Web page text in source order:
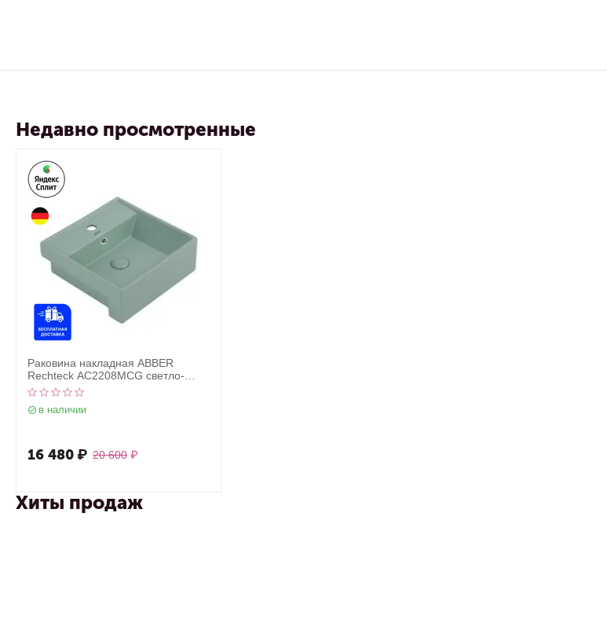
Недавно просмотренные
Раковина накладная ABBER
Rechteck AC2208MCG светло-
зеленая матовая
в наличии
20 600 ₽
16 480₽
Хиты продаж